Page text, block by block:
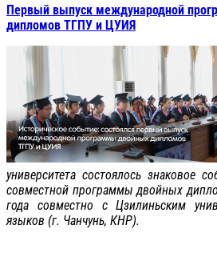
Первый выпуск международной
дипломов ТГПУ и ЦУИЯ
университета состоялось знаковое
совместной программы двойных
года совместно с Цзилиньским
языков (г. Чанчунь, КНР).